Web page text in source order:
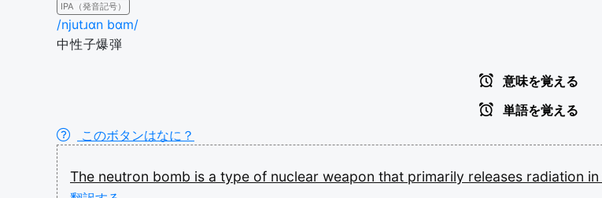
IPA（発音記号）
/njutɹɑn bɑm/
中性子爆弾
意味を覚える
単語を覚える
このボタンはなに？
The neutron bomb is a type of nuclear weapon that primarily releases radiation in